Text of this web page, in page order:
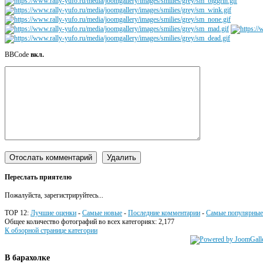
BBCode вкл.
Переслать приятелю
Пожалуйста, зарегистрируйтесь...
TOP 12: Лучшие оценки - Самые новые - Последние комментарии - Самые популярные
Общее количество фотографий во всех категориях: 2,177
К обзорной странице категории
В барахолке